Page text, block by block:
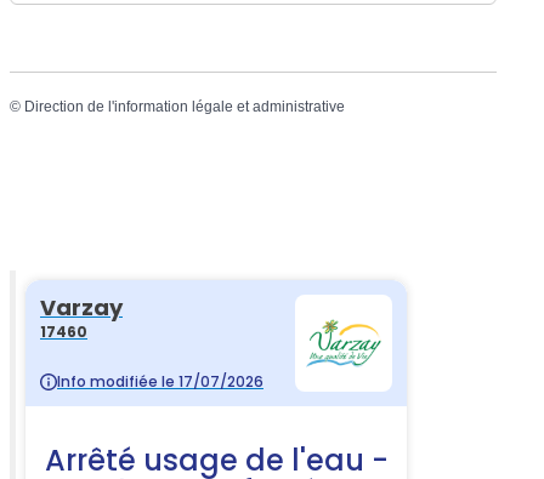
© Direction de l'information légale et administrative